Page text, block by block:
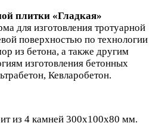
плитки «Гладкая»
для изготовления тротуарной
поверхностью по технологии
из бетона, а также другим
изготовления бетонных
Кевларобетон.
из 4 камней 300x100x80 мм.